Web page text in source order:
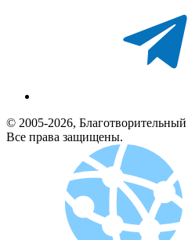
© 2005-2026,
Все права защищены.